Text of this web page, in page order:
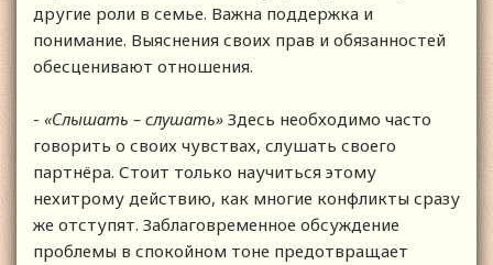
другие роли в семье. Важна поддержка и
понимание. Выяснения своих прав и обязанностей
обесценивают отношения.
- «Слышать – слушать» Здесь необходимо часто
говорить о своих чувствах, слушать своего
партнёра. Стоит только научиться этому
нехитрому действию, как многие конфликты сразу
же отступят. Заблаговременное обсуждение
проблемы в спокойном тоне предотвращает